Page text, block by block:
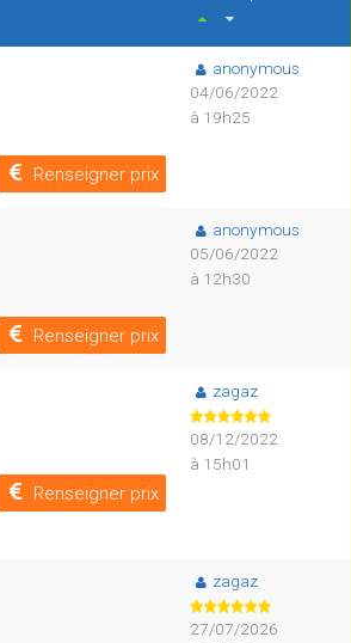
Renseigner prix
anonymous
04/06/2022
à 19h25
Renseigner prix
anonymous
05/06/2022
à 12h30
Renseigner prix
zagaz
08/12/2022
à 15h01
zagaz
27/07/2026